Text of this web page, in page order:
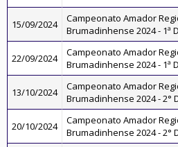
15/09/2024
Campeonato Amador
Brumadinhense 2024 - 1ª
22/09/2024
Campeonato Amador
Brumadinhense 2024 - 1ª
13/10/2024
Campeonato Amador
Brumadinhense 2024 - 2°
20/10/2024
Campeonato Amador
Brumadinhense 2024 - 2°